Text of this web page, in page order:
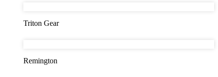
Triton Gear
Remington